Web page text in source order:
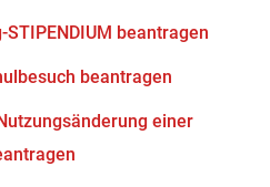
beantragen
beantragen
einer